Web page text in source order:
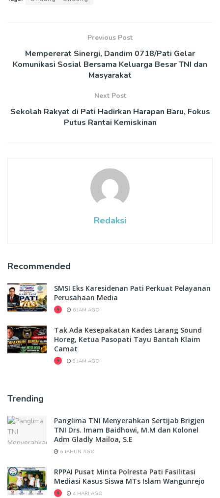
Previous Post
Mempererat Sinergi, Dandim 0718/Pati Gelar
Komunikasi Sosial Bersama Keluarga Besar TNI dan
Masyarakat
Next Post
Sekolah Rakyat di Pati Hadirkan Harapan Baru, Fokus
Putus Rantai Kemiskinan
Redaksi
Recommended
SMSI Eks Karesidenan Pati Perkuat Pelayanan
Perusahaan Media
6 JAM AGO
Tak Ada Kesepakatan Kades Larang Sound
Horeg, Ketua Pasopati Tayu Bantah Klaim
Camat
9 JAM AGO
Trending
Panglima TNI Menyerahkan Sertijab Brigjen
TNI Drs. Imam Baidhowi, M.M dan Kolonel
Adm Gladly Mailoa, S.E
6 TAHUN AGO
RPPAI Pusat Minta Polresta Pati Fasilitasi
Mediasi Kasus Siswa MTs Islam Wangunrejo
4 HARI AGO